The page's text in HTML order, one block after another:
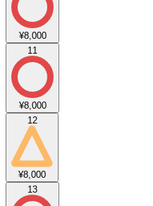
¥8,000
11
¥8,000
12
¥8,000
13